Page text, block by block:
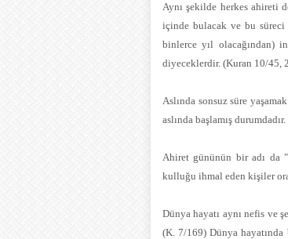
Aynı şekilde herkes ahireti
içinde bulacak ve bu süreci
binlerce yıl olacağından)
diyeceklerdir. (Kuran 10/45,
Aslında sonsuz süre
aslında başlamış durumdadır.
Ahiret gününün bir adı da
kulluğu ihmal eden kişiler
Dünya hayatı aynı nefis ve
(K. 7/169) Dünya